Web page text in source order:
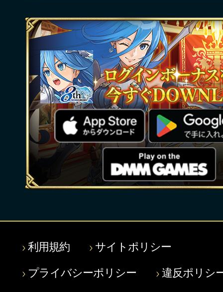
利用規約 サイトポリシー
プライバシーポリシー 違反ポリシ